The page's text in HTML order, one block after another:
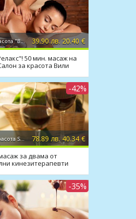
Салон за красота "Вили" 39.90 лв. 20.40 €
50 мин. масаж на
за красота Вили
-42%
Студио за красота Secret Vision 78.89 лв. 40.34 €
за двама от
кинезитерапевти
-35%